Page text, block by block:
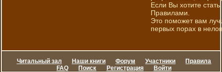
Если Вы хотите
Правилами.
Это поможет вам
первых порах в
Читальный зал Наши книги Форум Участники
Правила
FAQ
Поиск Регистрация Войти